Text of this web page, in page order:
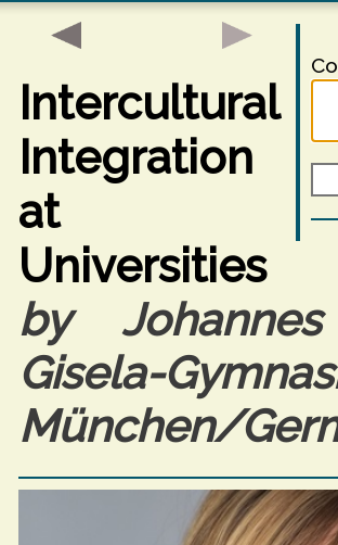
Intercultural
Integration
at
Universities
by
Gisela-
München/